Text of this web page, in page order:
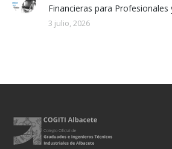
Financieras para Profesionales
3 julio, 2026